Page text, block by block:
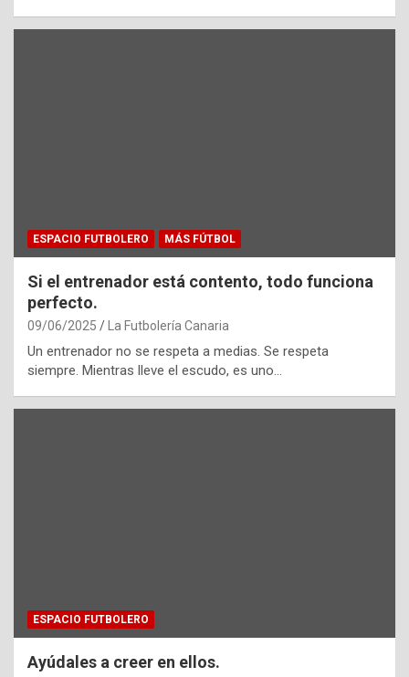
ESPACIO FUTBOLERO MÁS FÚTBOL
Si el entrenador está contento, todo funciona
perfecto.
09/06/2025 La Futbolería Canaria
Un entrenador no se respeta a medias. Se respeta
siempre. Mientras lleve el escudo, es uno…
ESPACIO FUTBOLERO
Ayúdales a creer en ellos.